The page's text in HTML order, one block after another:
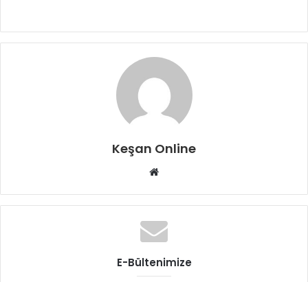
Keşan Online
Web
E-Bültenimize